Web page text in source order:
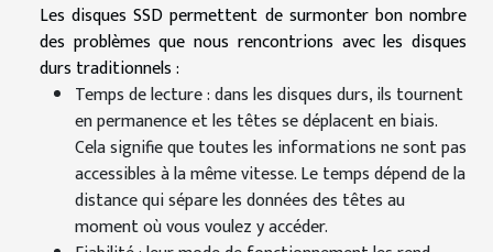
Les disques SSD permettent de surmonter bon nombre
des problèmes que nous rencontrions avec les disques
durs traditionnels :
Temps de lecture : dans les disques durs, ils tournent
en permanence et les têtes se déplacent en biais.
Cela signifie que toutes les informations ne sont pas
accessibles à la même vitesse. Le temps dépend de la
distance qui sépare les données des têtes au
moment où vous voulez y accéder.